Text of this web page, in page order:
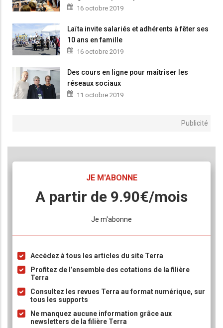
16 octobre 2019
Laïta invite salariés et adhérents à fêter ses
10 ans en famille
16 octobre 2019
Des cours en ligne pour maîtriser les
réseaux sociaux
11 octobre 2019
Publicité
JE M'ABONNE
Body
A partir de 9.90€/mois
Je m'abonne
Liste
à
puce
Accédez à tous les articles du site Terra
Profitez de l’ensemble des cotations de la filière
Terra
Consultez les revues Terra au format numérique, sur
tous les supports
Ne manquez aucune information grâce aux
newsletters de la filière Terra